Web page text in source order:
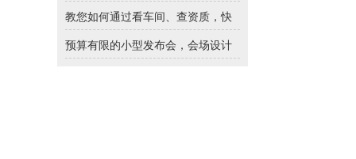
教您如何通过看车间、查资质，快
预算有限的小型发布会，会场设计